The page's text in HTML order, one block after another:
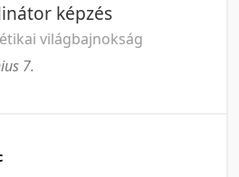
képzés
világbajnokság
7.